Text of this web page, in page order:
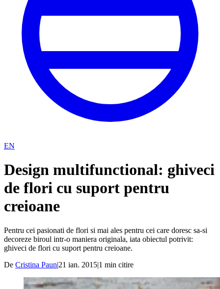
EN
Design multifunctional: ghiveci
de flori cu suport pentru
creioane
Pentru cei pasionati de flori si mai ales pentru cei care doresc sa-si
decoreze biroul intr-o maniera originala, iata obiectul potrivit:
ghiveci de flori cu suport pentru creioane.
De Cristina Paun|21 ian. 2015|1 min citire